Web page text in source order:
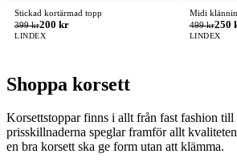
Stickad kortärmad topp
399 kr200 kr
LINDEX
Midi
499 kr250
LINDEX
Shoppa korsett
Korsettstoppar finns i allt från fast fashion till
prisskillnaderna speglar framför allt
en bra korsett ska ge form utan att klämma.